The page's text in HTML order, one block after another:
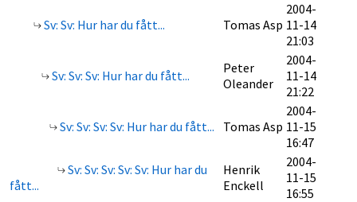
Sv: Sv: Hur har du fått... Tomas Asp
2004-
11-14
21:03
Sv: Sv: Sv: Hur har du fått...
Peter
Oleander
2004-
11-14
21:22
Sv: Sv: Sv: Sv: Hur har du fått... Tomas Asp
2004-
11-15
16:47
Sv: Sv: Sv: Sv: Sv: Hur har du
fått...
Henrik
Enckell
2004-
11-15
16:55